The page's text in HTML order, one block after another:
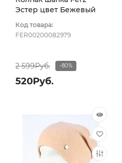
Эстер цвет Бежевый
Код товара:
FER00200082979
2 599Руб. -80%
520Руб.